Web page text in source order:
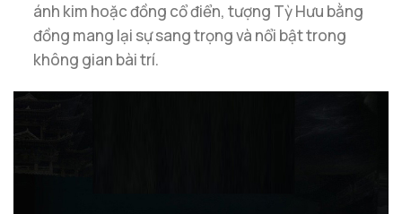
ánh kim hoặc đồng cổ điển, tượng Tỳ Hưu bằng
đồng mang lại sự sang trọng và nổi bật trong
không gian bài trí.